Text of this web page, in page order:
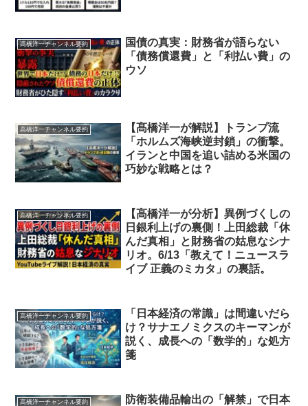
高橋洋一チャンネル要約
国債の真実：財務省が語らない
「債務償還費」と「利払い費」の
ウソ
高橋洋一チャンネル要約
【髙橋洋一が解説】トランプ流
「ホルムズ海峡逆封鎖」の衝撃。
イランと中国を追い詰める米国の
巧妙な戦略とは？
高橋洋一チャンネル要約
【高橋洋一が分析】異例づくしの
日銀利上げの裏側！上田総裁「休
んだ真相」と財務省の姑息なシナ
リオ。6/13「教えて！ニュースラ
イブ 正義のミカタ」の裏話。
高橋洋一チャンネル要約
「日本経済の常識」は間違いだら
け？サナエノミクスのキーマンが
説く、成長への「数学的」な処方
箋
高橋洋一チャンネル要約
防衛装備品輸出の「解禁」で日本